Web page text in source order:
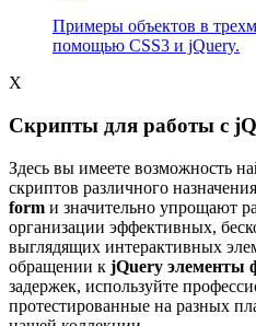
Примеры объектов в
помощью CSS3 и jQuery.
X
Скрипты для работы с
Здесь вы имеете возможность
скриптов различного
form и значительно упрощают
организации эффективных,
выглядящих интерактивных
обращении к jQuery элементы
задержек, используйте
протестированные на разных